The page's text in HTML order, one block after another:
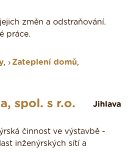
změn a odstraňování.
práce.
, Zateplení domů,
spol. s r.o. Jihlava
činnost ve výstavbě -
inženýrských sítí a